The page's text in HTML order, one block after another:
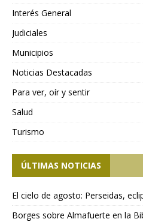
Interés General
Judiciales
Municipios
Noticias Destacadas
Para ver, oír y sentir
Salud
Turismo
ÚLTIMAS NOTICIAS
El cielo de agosto: Perseidas,
Borges sobre Almafuerte en la